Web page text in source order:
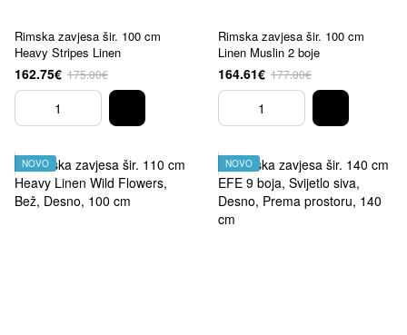
Rimska zavjesa šir. 100 cm
Heavy Stripes Linen
162.75€ 175.00€
Rimska zavjesa šir. 100 cm
Linen Muslin 2 boje
164.61€ 177.00€
NOVO NOVO